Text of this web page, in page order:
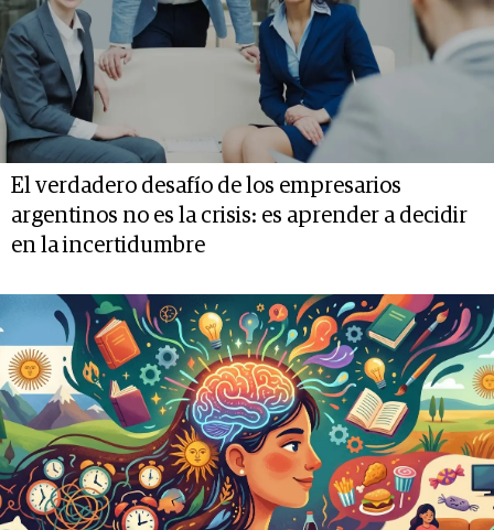
El verdadero desafío de los empresarios
argentinos no es la crisis: es aprender a decidir
en la incertidumbre